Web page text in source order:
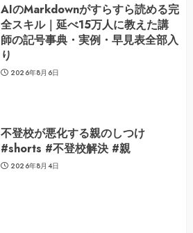
AIのMarkdownがすらすら読める完
全スキル｜延べ15万人に教えた講
師の記号事典・実例・早見表全部入
り
2026年8月6日
不登校が悪化する親のしつけ
#shorts #不登校解決 #親
2026年8月4日